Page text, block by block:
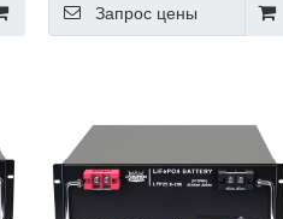
Запрос цены